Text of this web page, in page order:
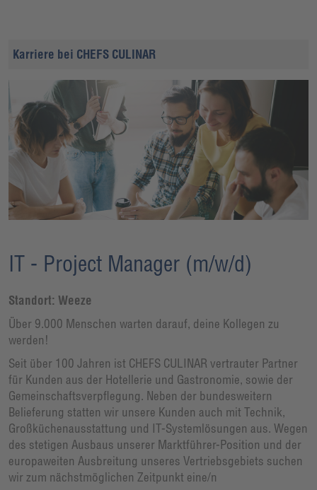
Karriere bei CHEFS CULINAR
IT - Project Manager (m/w/d)
Standort: Weeze
Über 9.000 Menschen warten darauf, deine Kollegen zu
werden!
Seit über 100 Jahren ist CHEFS CULINAR vertrauter Partner
für Kunden aus der Hotellerie und Gastronomie, sowie der
Gemeinschaftsverpflegung. Neben der bundesweitern
Belieferung statten wir unsere Kunden auch mit Technik,
Großküchenausstattung und IT-Systemlösungen aus. Wegen
des stetigen Ausbaus unserer Marktführer-Position und der
europaweiten Ausbreitung unseres Vertriebsgebiets suchen
wir zum nächstmöglichen Zeitpunkt eine/n